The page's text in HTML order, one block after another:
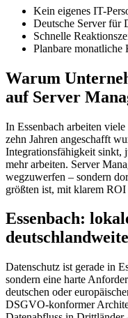
Kein eigenes IT-
Deutsche Server
Schnelle
Planbare monatliche
Warum
auf Server
In Essenbach arbeiten
zehn Jahren angeschafft
Integrationsfähigkeit sinkt,
mehr arbeiten. Server
wegzuwerfen – sondern
größten ist, mit klarem
Essenbach:
Datenschutz ist gerade in
sondern eine harte
deutschen oder
DSGVO-konformer